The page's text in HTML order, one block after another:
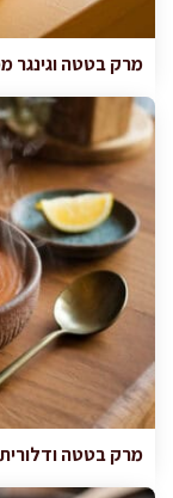
מרק בטטה וגינגר
מרק בטטה ודלורית משגע